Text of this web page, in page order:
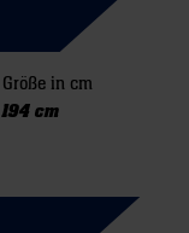
Größe in cm
194 cm